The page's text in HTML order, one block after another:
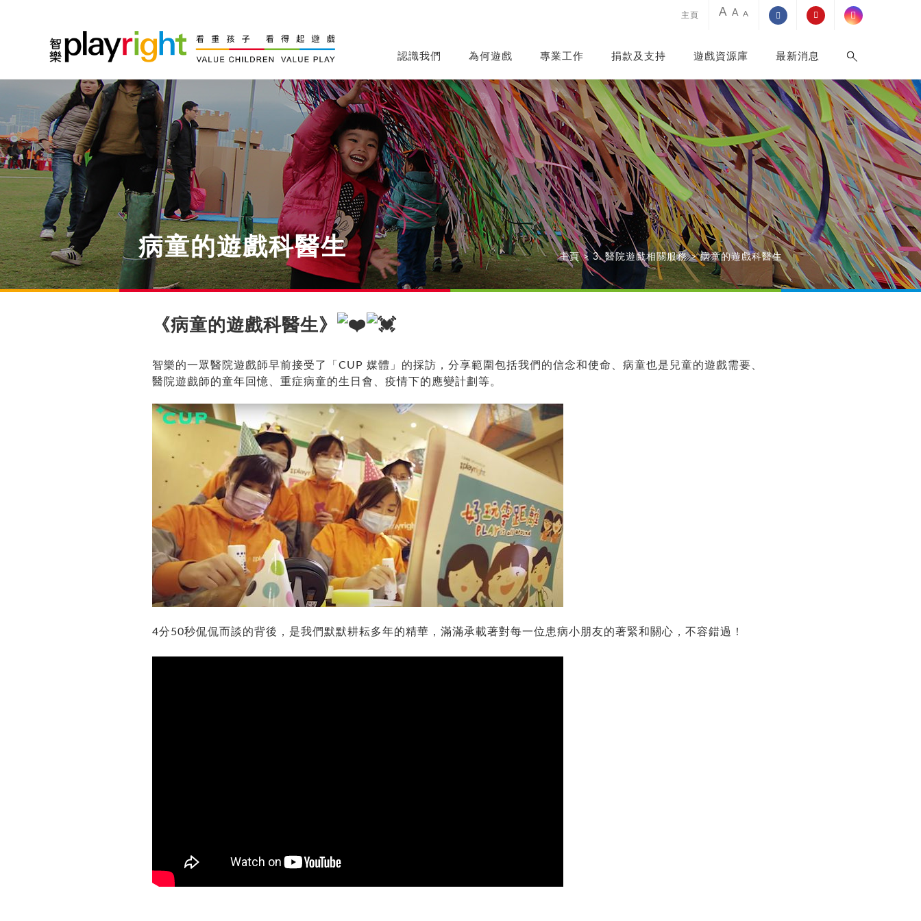
主頁 A A A
認識我們 為何遊戲 專業工作 捐款及支持 遊戲資源庫 最新消息
病童的遊戲科醫生 主頁 > 3. 醫院遊戲相關服務 > 病童的遊戲科醫生
《病童的遊戲科醫生》
智樂的一眾醫院遊戲師早前接受了「CUP 媒體」的採訪，分享範圍包括我們的信念和使命、病童也是兒童的遊戲需要、
醫院遊戲師的童年回憶、重症病童的生日會、疫情下的應變計劃等。
4分50秒侃侃而談的背後，是我們默默耕耘多年的精華，滿滿承載著對每一位患病小朋友的著緊和關心，不容錯過！